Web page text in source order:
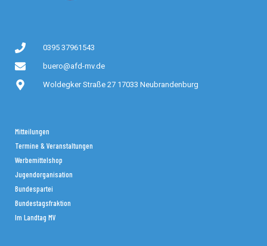
0395 37961543
buero@afd-mv.de
Woldegker Straße 27 17033 Neubrandenburg
Mitteilungen
Termine & Veranstaltungen
Werbemittelshop
Jugendorganisation
Bundespartei
Bundestagsfraktion
Im Landtag MV